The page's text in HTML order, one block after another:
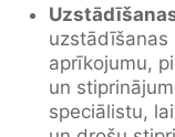
uzstādīšanas
aprīkojumu,
un
speciālistu,